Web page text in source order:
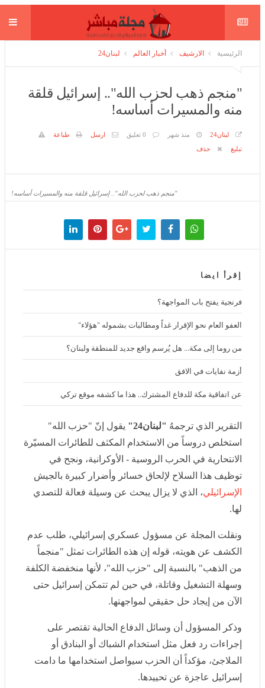
الرئيسية الارشيف أخبار العالم لبنان24
"منجم ذهب لحزب الله".. إسرائيل قلقة
منه والمسيرات أساسه!
"منجم ذهب لحزب الله".. إسرائيل قلقة منه والمسيرات أساسه!
إقرأ ايضا
فرنجية يفتح باب المواجهة؟
العفو العام نحو الإقرار غداً ومطالبات بشموله "هؤلاء"
من روما إلى مكة... هل يُرسم واقع جديد للمنطقة ولبنان؟
أزمة نفايات في الافق
عن اتفاقية مكة للدفاع المشترك.. هذا ما كشفه موقع تركي
التقرير الذي ترجمهُ"لبنان24"
يقول إنّ "حزب الله"
استخلص دروساً من الاستخدام المكثف للطائرات المسيّرة
الانتحارية في الحرب الروسية - الأوكرانية، ونجح في توظيف
هذا السلاح لإلحاق خسائر وأضرار كبيرة بالجيش
الإسرائيلي
الذي لا يزال يبحث عن وسيلة فعالة للتصدي لها.
ونقلت المجلة عن مسؤول عسكري إسرائيلي، طلب عدم
الكشف عن هويته، قوله إن هذه الطائرات تمثل "منجماً من
الذهب" بالنسبة إلى "حزب الله"، لأنها منخفضة الكلفة
وسهلة التشغيل وقاتلة، في حين لم تتمكن إسرائيل حتى الآن
من إيجاد حل حقيقي لمواجهتها.
وذكر المسؤول أن وسائل الدفاع الحالية تقتصر على
إجراءات رد فعل مثل استخدام الشباك أو البنادق أو الملاجئ،
مؤكداً أن الحزب سيواصل استخدامها ما دامت إسرائيل
عاجزة عن تحييدها.
وأشار التقرير إلى أن إسرائيل تعتبر تهديد الطائرات المسيّرة